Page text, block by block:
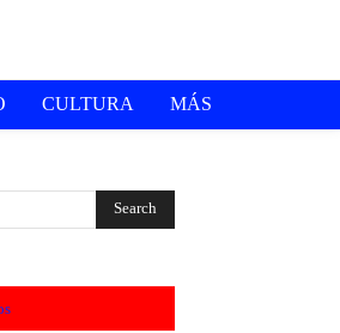
CULTURA MÁS